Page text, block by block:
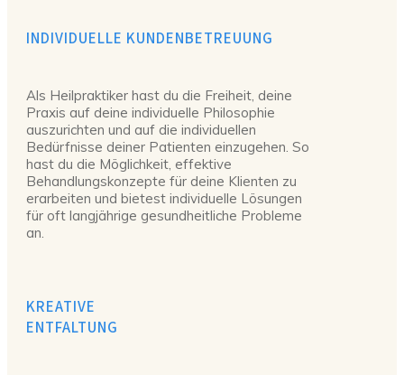
INDIVIDUELLE KUNDENBETREUUNG
Als Heilpraktiker hast du die Freiheit, deine
Praxis auf deine individuelle Philosophie
auszurichten und auf die individuellen
Bedürfnisse deiner Patienten einzugehen. So
hast du die Möglichkeit, effektive
Behandlungskonzepte für deine Klienten zu
erarbeiten und bietest individuelle Lösungen
für oft langjährige gesundheitliche Probleme
an.
KREATIVE
ENTFALTUNG